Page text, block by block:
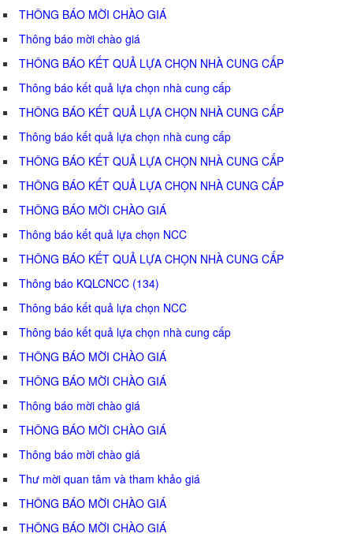
THÔNG BÁO MỜI CHÀO GIÁ
Thông báo mời chào giá
THÔNG BÁO KẾT QUẢ LỰA CHỌN NHÀ CUNG CẤP
Thông báo kết quả lựa chọn nhà cung cấp
THÔNG BÁO KẾT QUẢ LỰA CHỌN NHÀ CUNG CẤP
Thông báo kết quả lựa chọn nhà cung cấp
THÔNG BÁO KẾT QUẢ LỰA CHỌN NHÀ CUNG CẤP
THÔNG BÁO KẾT QUẢ LỰA CHỌN NHÀ CUNG CẤP
THÔNG BÁO MỜI CHÀO GIÁ
Thông báo kết quả lựa chọn NCC
THÔNG BÁO KẾT QUẢ LỰA CHỌN NHÀ CUNG CẤP
Thông báo KQLCNCC (134)
Thông báo kết quả lựa chọn NCC
Thông báo kết quả lựa chọn nhà cung cấp
THÔNG BÁO MỜI CHÀO GIÁ
THÔNG BÁO MỜI CHÀO GIÁ
Thông báo mời chào giá
THÔNG BÁO MỜI CHÀO GIÁ
Thông báo mời chào giá
Thư mời quan tâm và tham khảo giá
THÔNG BÁO MỜI CHÀO GIÁ
THÔNG BÁO MỜI CHÀO GIÁ